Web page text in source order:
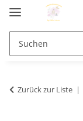
Zurück zur Liste